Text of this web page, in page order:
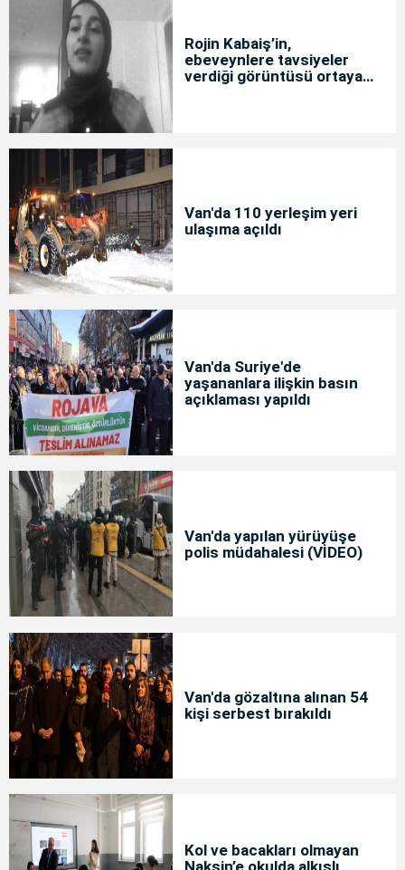
Rojin Kabaiş’in,
ebeveynlere tavsiyeler
verdiği görüntüsü ortaya
Van'da 110 yerleşim yeri
ulaşıma açıldı
Van'da Suriye'de
yaşananlara ilişkin basın
açıklaması yapıldı
Van'da yapılan yürüyüşe
polis müdahalesi (VİDEO)
Van'da gözaltına alınan 54
kişi serbest bırakıldı
Kol ve bacakları olmayan